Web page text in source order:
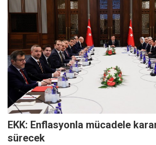
EKK: Enflasyonla mücadele
sürecek